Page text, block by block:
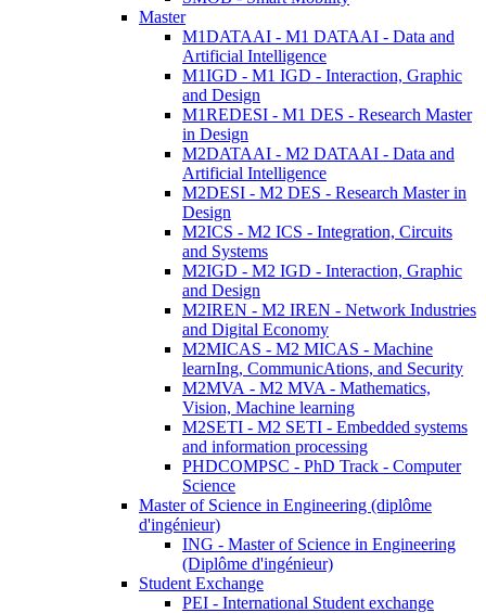
Master
M1DATAAI - M1 DATAAI - Data and
Artificial Intelligence
M1IGD - M1 IGD - Interaction, Graphic
and Design
M1REDESI - M1 DES - Research Master
in Design
M2DATAAI - M2 DATAAI - Data and
Artificial Intelligence
M2DESI - M2 DES - Research Master in
Design
M2ICS - M2 ICS - Integration, Circuits
and Systems
M2IGD - M2 IGD - Interaction, Graphic
and Design
M2IREN - M2 IREN - Network Industries
and Digital Economy
M2MICAS - M2 MICAS - Machine
learnIng, CommunicAtions, and Security
M2MVA - M2 MVA - Mathematics,
Vision, Machine learning
M2SETI - M2 SETI - Embedded systems
and information processing
PHDCOMPSC - PhD Track - Computer
Science
Master of Science in Engineering (diplôme
d'ingénieur)
ING - Master of Science in Engineering
(Diplôme d'ingénieur)
Student Exchange
PEI - International Student exchange